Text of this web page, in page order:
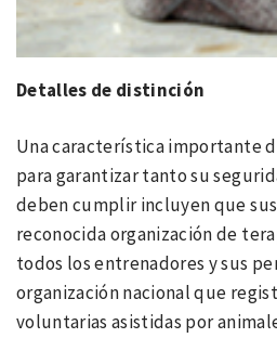
Detalles de distinción
Una característica importante
para garantizar tanto su
deben cumplir incluyen que
reconocida organización de
todos los entrenadores y sus
organización nacional que
voluntarias asistidas por